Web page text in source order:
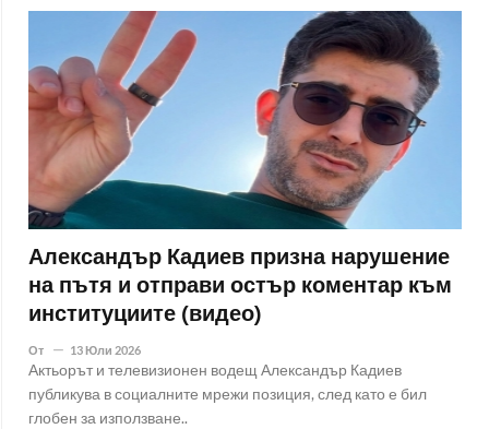
Александър Кадиев призна нарушение
на пътя и отправи остър коментар към
институциите (видео)
От 13 Юли 2026
Актьорът и телевизионен водещ Александър Кадиев
публикува в социалните мрежи позиция, след като е бил
глобен за използване..